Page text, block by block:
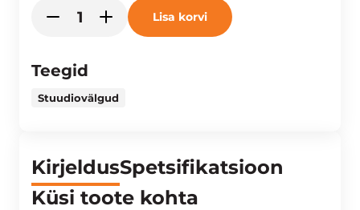
-
komplekt
+ Lisa korvi
Teegid
Stuudiovälgud
KirjeldusSpetsifikatsioon
Küsi toote kohta